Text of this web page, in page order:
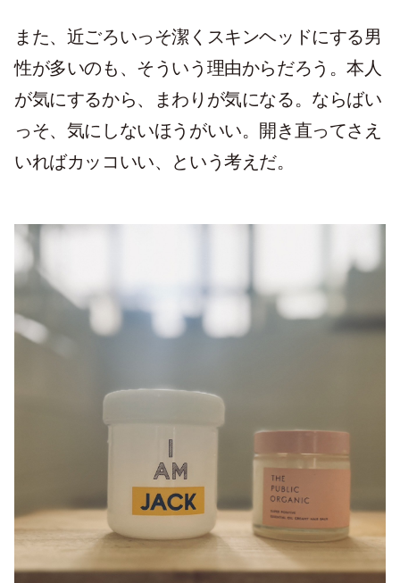
また、近ごろいっそ潔くスキンヘッドにする男
性が多いのも、そういう理由からだろう。本人
が気にするから、まわりが気になる。ならばい
っそ、気にしないほうがいい。開き直ってさえ
いればカッコいい、という考えだ。